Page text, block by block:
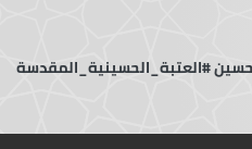
#العتبة_الحسينية_المقدسة